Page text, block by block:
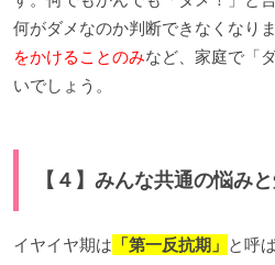
何がダメなのか判断できなくなりま
をかけることのみなど、家庭で「
いでしょう。
【４】みんな共通の悩み
イヤイヤ期は 「第一反抗期」 と呼